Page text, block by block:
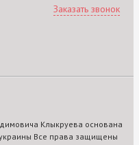
Заказать звонок
Клыкруева основана
Все права защищены